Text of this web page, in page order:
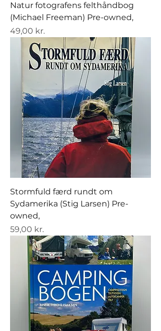
Natur fotografens felthåndbog
(Michael Freeman) Pre-owned,
Pris
49,00 kr.
Stormfuld færd rundt om
Sydamerika (Stig Larsen) Pre-
owned,
Pris
59,00 kr.